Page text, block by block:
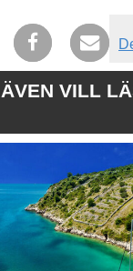
VILL